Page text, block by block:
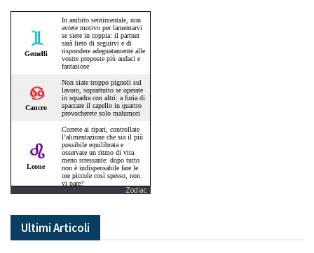
Zodiac
Ultimi Articoli